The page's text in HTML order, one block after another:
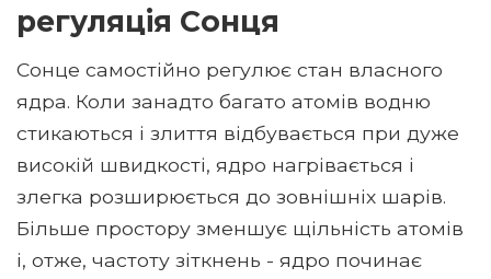
регуляція Сонця
Сонце самостійно регулює стан власного
ядра. Коли занадто багато атомів водню
стикаються і злиття відбувається при дуже
високій швидкості, ядро ​​нагрівається і
злегка розширюється до зовнішніх шарів.
Більше простору зменшує щільність атомів
і, отже, частоту зіткнень - ядро ​​починає